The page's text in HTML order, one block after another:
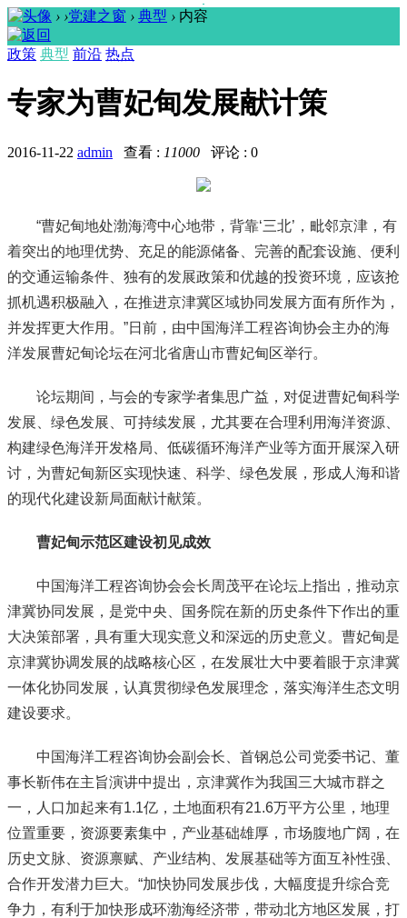
› ›党建之窗 › 典型 › 内容
政策 典型 前沿 热点
专家为曹妃甸发展献计策
2016-11-22 admin 查看 : 11000 评论 : 0
“曹妃甸地处渤海湾中心地带，背靠‘三北’，毗邻京津，有
着突出的地理优势、充足的能源储备、完善的配套设施、便利
的交通运输条件、独有的发展政策和优越的投资环境，应该抢
抓机遇积极融入，在推进京津冀区域协同发展方面有所作为，
并发挥更大作用。”日前，由中国海洋工程咨询协会主办的海
洋发展曹妃甸论坛在河北省唐山市曹妃甸区举行。
论坛期间，与会的专家学者集思广益，对促进曹妃甸科学
发展、绿色发展、可持续发展，尤其要在合理利用海洋资源、
构建绿色海洋开发格局、低碳循环海洋产业等方面开展深入研
讨，为曹妃甸新区实现快速、科学、绿色发展，形成人海和谐
的现代化建设新局面献计献策。
曹妃甸示范区建设初见成效
中国海洋工程咨询协会会长周茂平在论坛上指出，推动京
津冀协同发展，是党中央、国务院在新的历史条件下作出的重
大决策部署，具有重大现实意义和深远的历史意义。曹妃甸是
京津冀协调发展的战略核心区，在发展壮大中要着眼于京津冀
一体化协同发展，认真贯彻绿色发展理念，落实海洋生态文明
建设要求。
中国海洋工程咨询协会副会长、首钢总公司党委书记、董
事长靳伟在主旨演讲中提出，京津冀作为我国三大城市群之
一，人口加起来有1.1亿，土地面积有21.6万平方公里，地理
位置重要，资源要素集中，产业基础雄厚，市场腹地广阔，在
历史文脉、资源禀赋、产业结构、发展基础等方面互补性强、
合作开发潜力巨大。“加快协同发展步伐，大幅度提升综合竞
争力，有利于加快形成环渤海经济带，带动北方地区发展，打